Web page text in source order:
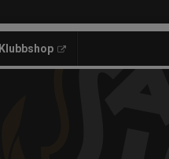
Klubbshop